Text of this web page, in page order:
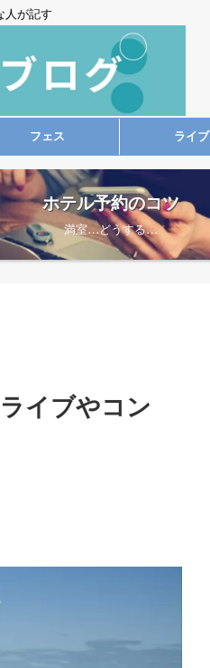
人が記す
フェス ライブ
ホテル予約のコツ
満室…どうする…
イブやコン